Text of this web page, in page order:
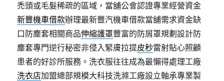
禿頭或毛髮稀疏的區域，當舖公會認證專業經營資金
新豐機車借款辦理最新豐汽機車借款當舖需求資金缺
口防塵套相關商品伸縮護罩豐富的防屑罩規劃設計防
塵套專門逆行秘密非侵入緊膚拉提皮秒雷射貼心照顧
患者的好診所服務。洗衣服往往成為最懶得處理工廠
洗衣店加盟總部規模大科技洗滌工廠設立軸承專業製